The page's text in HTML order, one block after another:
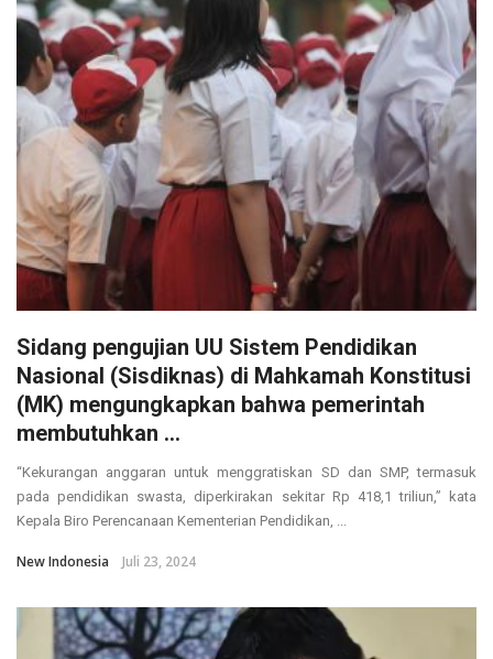
Sidang pengujian UU Sistem Pendidikan
Nasional (Sisdiknas) di Mahkamah Konstitusi
(MK) mengungkapkan bahwa pemerintah
membutuhkan ...
“Kekurangan anggaran untuk menggratiskan SD dan SMP, termasuk
pada pendidikan swasta, diperkirakan sekitar Rp 418,1 triliun,” kata
Kepala Biro Perencanaan Kementerian Pendidikan, ...
New Indonesia Juli 23, 2024